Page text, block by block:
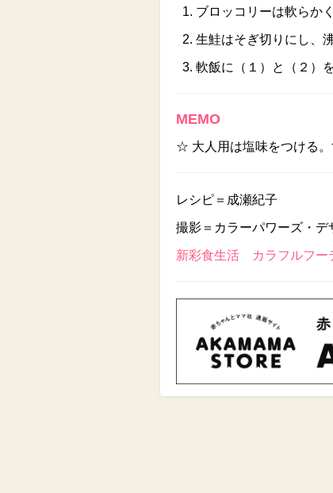
ブロッコリーは軟らか
生鮭はそぎ切りにし、
軟飯に（１）と（２）
MEMO
☆ 大人用は塩味をつける。
レシピ＝成瀬紀子
撮影＝カラーパワーズ・デ
新彩食生活 カラフルフ